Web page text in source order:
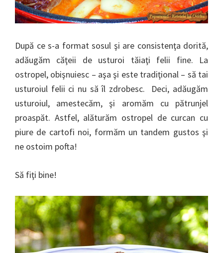
După ce s-a format sosul şi are consistenţa dorită,
adăugăm căţeii de usturoi tăiaţi felii fine. La
ostropel, obişnuiesc – aşa şi este tradiţional – să tai
usturoiul felii ci nu să îl zdrobesc. Deci, adăugăm
usturoiul, amestecăm, şi aromăm cu pătrunjel
proaspăt. Astfel, alăturăm ostropel de curcan cu
piure de cartofi noi, formăm un tandem gustos şi
ne ostoim pofta!
Să fiţi bine!